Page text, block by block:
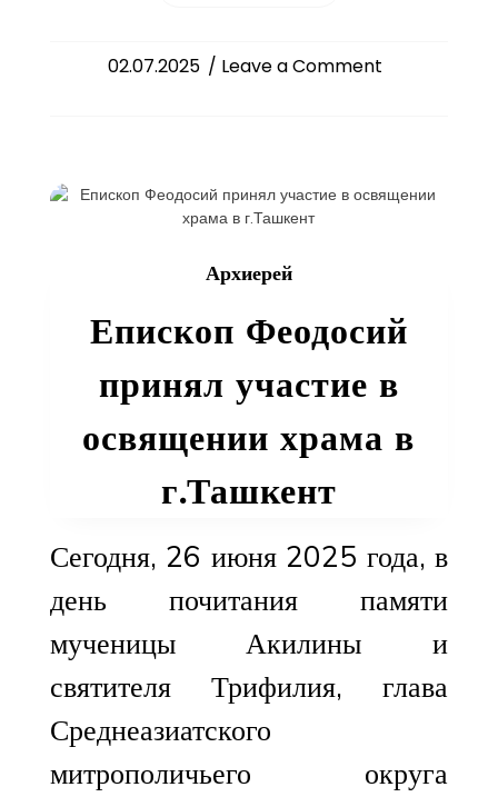
02.07.2025 / Leave a Commenton
в
независимости
Беларусь
Архиерей
Епископ Феодосий
принял участие в
освящении храма в
г.Ташкент
Сегодня, 26 июня 2025 года, в
день почитания памяти
мученицы Акилины и
святителя Трифилия, глава
Среднеазиатского
митрополичьего округа